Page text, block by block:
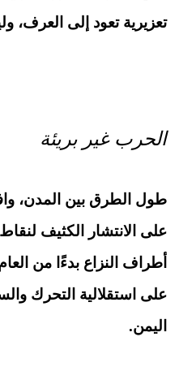
تعزيرية تعود إلى العرف،
الحرب غير بريئة
طول الطرق بين المدن،
على الانتشار الكثيف
أطراف النزاع بدءًا من
على استقلالية التحرك
اليمن.